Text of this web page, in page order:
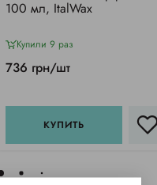
100 мл, ItalWax
Купили 9 раз
736 грн/шт
КУПИТЬ